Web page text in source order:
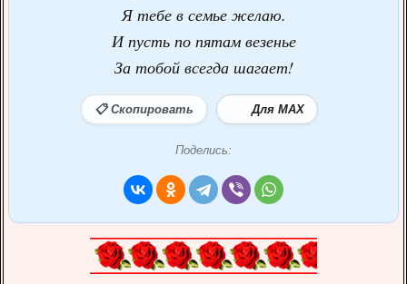
Я тебе в семье желаю.
И пусть по пятам везенье
За тобой всегда шагает!
📋 Скопировать Для MAX
Поделись: